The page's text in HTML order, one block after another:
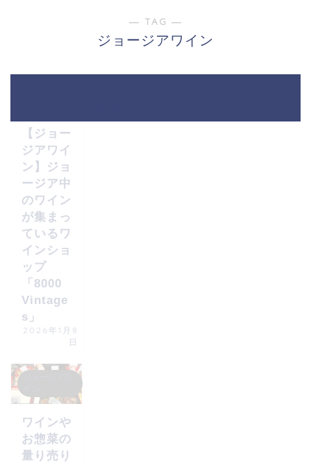
― TAG ―
ジョージアワイン
【ジョー
ジアワイ
ン】ジョ
ージア中
のワイン
が集まっ
ているワ
インショ
ップ
「8000
Vintage
s」
2026年1月8
日
ワインや
お惣菜の
量り売り